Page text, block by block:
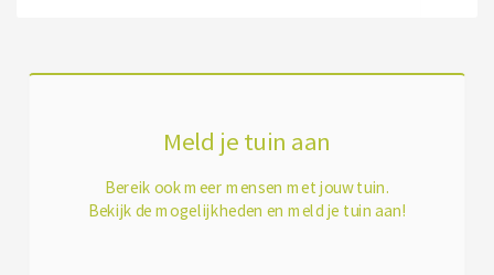
Meld je tuin aan
Bereik ook meer mensen met jouw tuin.
Bekijk de mogelijkheden en meld je tuin aan!